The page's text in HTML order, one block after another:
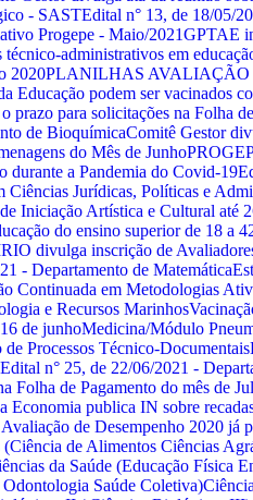
- SASTEdital n° 13, de 18/05/
Progepe - Maio/2021GPTAE
técnico-administrativos em
2020PLANILHAS AVALIAÇÃO
Educação podem ser vacinados
prazo para solicitações na Folha
de BioquímicaComitê Gestor
do Mês de Junho
durante a Pandemia do Covid-19
Ciências Jurídicas, Políticas e
Iniciação Artística e Cultural até
do ensino superior de 18 a
divulga inscrição de
- Departamento de Matemática
Continuada em Metodologias
e Recursos Marinhos
de junhoMedicina/Módulo
Processos Técnico-Documentais
Edital n° 25, de 22/06/2021 -
Folha de Pagamento do mês de
Economia publica IN sobre
de Desempenho 2020 já
de Alimentos Ciências
da Saúde (Educação Física
Saúde Coletiva)